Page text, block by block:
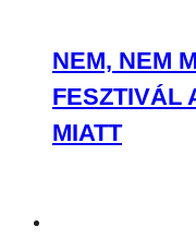
NEM, NEM
FESZTIVÁL
MIATT